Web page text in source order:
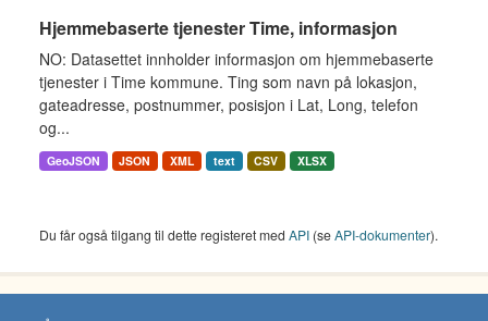
Hjemmebaserte tjenester Time, informasjon
NO: Datasettet innholder informasjon om hjemmebaserte
tjenester i Time kommune. Ting som navn på lokasjon,
gateadresse, postnummer, posisjon i Lat, Long, telefon
og...
GeoJSON JSON XML text CSV XLSX
Du får også tilgang til dette registeret med API (seAPI-dokumenter).